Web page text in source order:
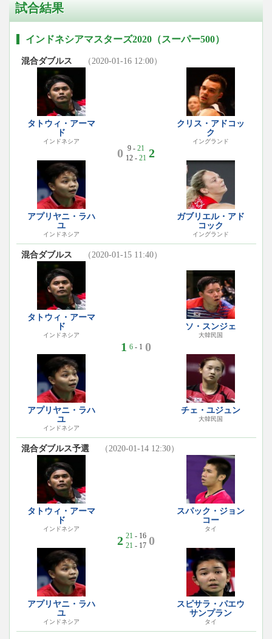
試合結果
インドネシアマスターズ2020（スーパー500）
混合ダブルス （2020-01-16 12:00）
タトウィ・アーマ
ド
インドネシア
アプリヤニ・ラハ
ユ
インドネシア
0 9 - 21
12 - 21 2
クリス・アドコッ
ク
イングランド
ガブリエル・アド
コック
イングランド
混合ダブルス （2020-01-15 11:40）
タトウィ・アーマ
ド
インドネシア
アプリヤニ・ラハ
ユ
インドネシア
1 6- 1 0
ソ・スンジェ
大韓民国
チェ・ユジュン
大韓民国
混合ダブルス予選 （2020-01-14 12:30）
タトウィ・アーマ
ド
インドネシア
アプリヤニ・ラハ
ユ
インドネシア
2 21 - 16
21 - 17 0
スパック・ジョン
コー
タイ
スピサラ・パエウ
サンプラン
タイ